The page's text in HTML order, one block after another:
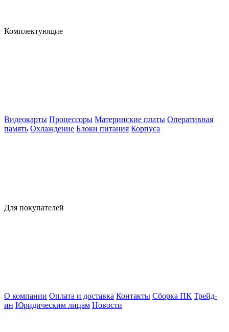
Комплектующие
Видеокарты Процессоры Материнские платы Оперативная
память Охлаждение Блоки питания Корпуса
Для покупателей
О компании Оплата и доставка Контакты Сборка ПК Трейд-
ин Юридическим лицам Новости